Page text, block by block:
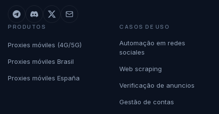
PRODUTOS
Proxies móviles (4G/5G)
Proxies móviles Brasil
Proxies móviles España
CASOS DE USO
Automação em redes
sociales
Web scraping
Verificação de anuncios
Gestão de contas